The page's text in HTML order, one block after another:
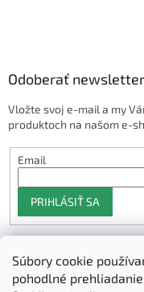
Súbory cookie
pohodlné
Odoberať newsletter
Vložte svoj e-mail a my
produktoch na našom e-
Email
PRIHLÁSIŤ SA